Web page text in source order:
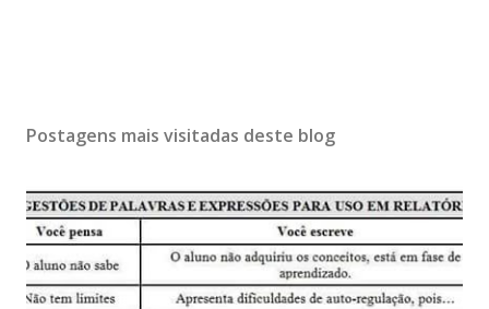
s
r
u
m
c
o
Postagens mais visitadas deste blog